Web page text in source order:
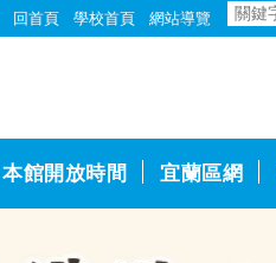
回首頁 學校首頁 網站導覽
本館開放時間 宜蘭區網